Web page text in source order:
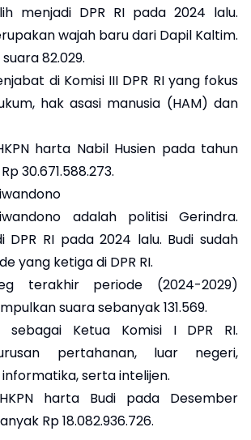
menjadi DPR RI pada 2024 lalu.
wajah baru dari Dapil Kaltim.
82.029.
di Komisi III DPR RI yang fokus
hak asasi manusia (HAM) dan
harta Nabil Husien pada tahun
30.671.588.273.
adalah politisi Gerindra.
DPR RI pada 2024 lalu. Budi sudah
yang ketiga di DPR RI.
terakhir periode (2024-2029)
suara sebanyak 131.569.
sebagai Ketua Komisi I DPR RI.
pertahanan, luar negeri,
serta intelijen.
harta Budi pada Desember
Rp 18.082.936.726.